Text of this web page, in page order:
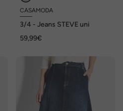
CASAMODA
3/4 - Jeans STEVE uni
59,99€